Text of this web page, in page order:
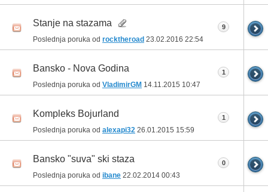
Stanje na stazama
Poslednja poruka od rocktheroad 23.02.2016 22:54
9
Bansko - Nova Godina
Poslednja poruka od VladimirGM 14.11.2015 10:47
1
Kompleks Bojurland
Poslednja poruka od alexapi32 26.01.2015 15:59
1
Bansko "suva" ski staza
Poslednja poruka od ibane 22.02.2014 00:43
0